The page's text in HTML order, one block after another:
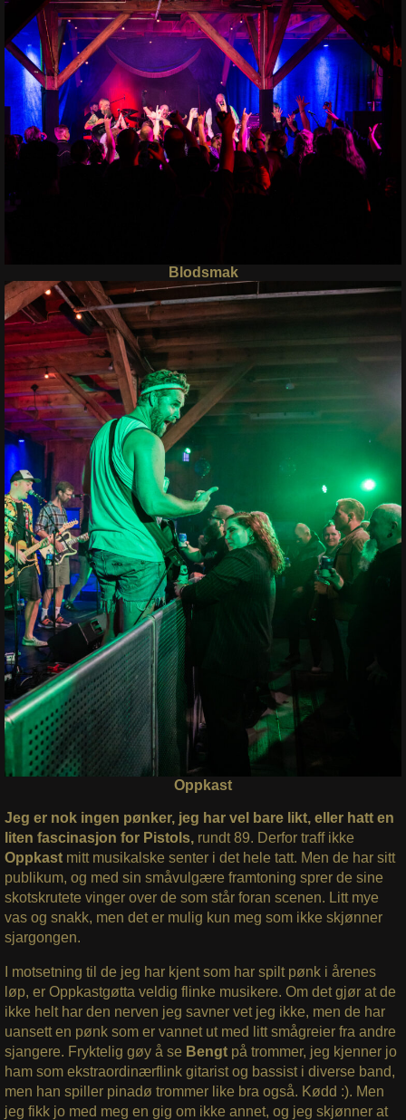
Blodsmak
Oppkast
Jeg er nok ingen pønker, jeg har vel bare likt, eller hatt en
liten fascinasjon for Pistols, rundt 89. Derfor traff ikke
Oppkast mitt musikalske senter i det hele tatt. Men de har sitt
publikum, og med sin småvulgære framtoning sprer de sine
skotskrutete vinger over de som står foran scenen. Litt mye
vas og snakk, men det er mulig kun meg som ikke skjønner
sjargongen.
I motsetning til de jeg har kjent som har spilt pønk i årenes
løp, er Oppkastgøtta veldig flinke musikere. Om det gjør at de
ikke helt har den nerven jeg savner vet jeg ikke, men de har
uansett en pønk som er vannet ut med litt smågreier fra andre
sjangere. Fryktelig gøy å se Bengt på trommer, jeg kjenner jo
ham som ekstraordinærflink gitarist og bassist i diverse band,
men han spiller pinadø trommer like bra også. Kødd :). Men
jeg fikk jo med meg en gig om ikke annet, og jeg skjønner at